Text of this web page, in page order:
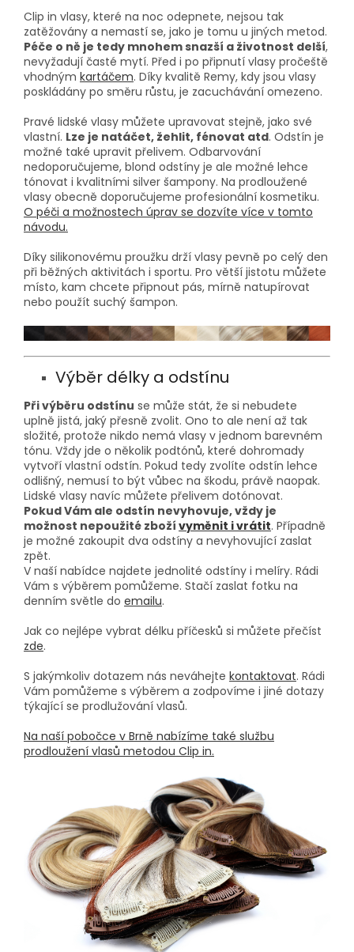
Clip in vlasy, které na noc odepnete, nejsou tak
zatěžovány a nemastí se, jako je tomu u jiných metod.
Péče o ně je tedy mnohem snazší a životnost delší,
nevyžadují časté mytí. Před i po připnutí vlasy pročeště
vhodným kartáčem. Díky kvalitě Remy, kdy jsou vlasy
poskládány po směru růstu, je zacuchávání omezeno.
Pravé lidské vlasy můžete upravovat stejně, jako své
vlastní. Lze je natáčet, žehlit, fénovat atd. Odstín je
možné také upravit přelivem. Odbarvování
nedoporučujeme, blond odstíny je ale možné lehce
tónovat i kvalitními silver šampony. Na prodloužené
vlasy obecně doporučujeme profesionální kosmetiku.
O péči a možnostech úprav se dozvíte více v tomto
návodu.
Díky silikonovému proužku drží vlasy pevně po celý den
při běžných aktivitách i sportu. Pro větší jistotu můžete
místo, kam chcete připnout pás, mírně natupírovat
nebo použít suchý šampon.
Výběr délky a odstínu
Při výběru odstínu se může stát, že si nebudete
uplně jistá, jaký přesně zvolit. Ono to ale není až tak
složité, protože nikdo nemá vlasy v jednom barevném
tónu. Vždy jde o několik podtónů, které dohromady
vytvoří vlastní odstín. Pokud tedy zvolíte odstín lehce
odlišný, nemusí to být vůbec na škodu, právě naopak.
Lidské vlasy navíc můžete přelivem dotónovat.
Pokud Vám ale odstín nevyhovuje, vždy je
možnost nepoužité zboží vyměnit i vrátit. Případně
je možné zakoupit dva odstíny a nevyhovující zaslat
zpět.
V naší nabídce najdete jednolité odstíny i melíry. Rádi
Vám s výběrem pomůžeme. Stačí zaslat fotku na
denním světle do emailu.
Jak co nejlépe vybrat délku příčesků si můžete přečíst
zde.
S jakýmkoliv dotazem nás neváhejte kontaktovat. Rádi
Vám pomůžeme s výběrem a zodpovíme i jiné dotazy
týkající se prodlužování vlasů.
Na naší pobočce v Brně nabízíme také službu
prodloužení vlasů metodou Clip in.